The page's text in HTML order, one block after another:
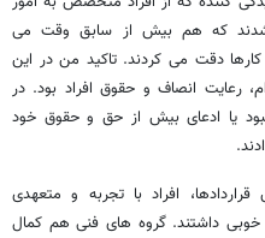
شدند که هم بیش از سابق وقت می
دقت می کردند. تاکید من در این
رعایت انصاف و حقوق افراد بود. در
یا ادعای بیش از حق و حقوق خود
افراد با تجربه و متعهدی
خوبی داشتند. گروه های فنی هم کمال